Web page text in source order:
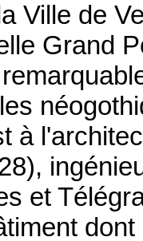
Ville de
Grand
à
et